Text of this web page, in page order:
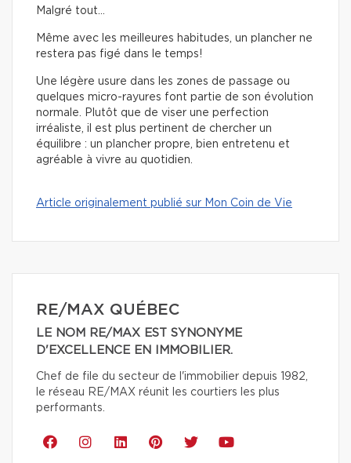
Malgré tout…
Même avec les meilleures habitudes, un plancher ne
restera pas figé dans le temps!
Une légère usure dans les zones de passage ou
quelques micro-rayures font partie de son évolution
normale. Plutôt que de viser une perfection
irréaliste, il est plus pertinent de chercher un
équilibre : un plancher propre, bien entretenu et
agréable à vivre au quotidien.
Article originalement publié sur Mon Coin de Vie
RE/MAX QUÉBEC
LE NOM RE/MAX EST SYNONYME
D'EXCELLENCE EN IMMOBILIER.
Chef de file du secteur de l'immobilier depuis 1982,
le réseau RE/MAX réunit les courtiers les plus
performants.